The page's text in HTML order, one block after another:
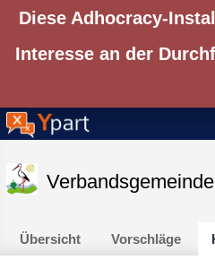
Diese Adhocracy-
Interesse an der
Übersicht Vorschläge